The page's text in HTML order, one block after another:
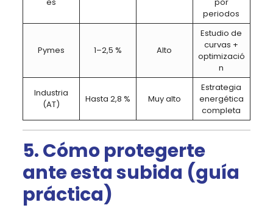
periodos
Pymes 1–2,5 % Alto
Estudio de
curvas +
optimizació
n
Industria
(AT)
Hasta 2,8 % Muy alto
Estrategia
energética
completa
5. Cómo protegerte
ante esta subida (guía
práctica)